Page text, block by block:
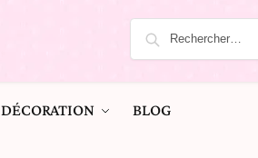
DÉCORATION BLOG